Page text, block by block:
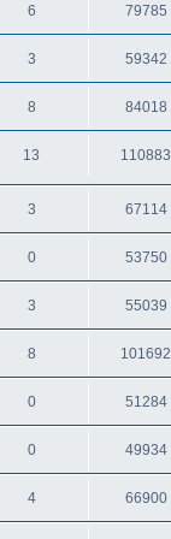
6 79785
3 59342
8 84018
13 110883
3 67114
0 53750
3 55039
8 101692
0 51284
0 49934
4 66900